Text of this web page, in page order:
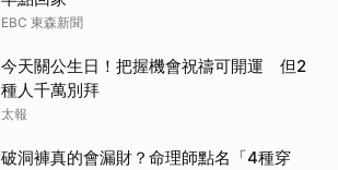
EBC 東森新聞
今天關公生日！把握機會祝禱可開運 但2
種人千萬別拜
太報
破洞褲真的會漏財？命理師點名「4種穿